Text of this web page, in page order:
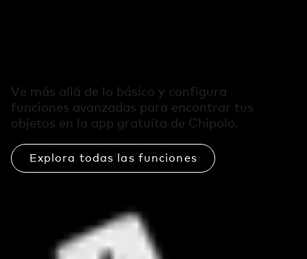
Ve más allá de lo básico y configura
funciones avanzadas para encontrar tus
objetos en la app gratuita de Chipolo.
Explora todas las funciones